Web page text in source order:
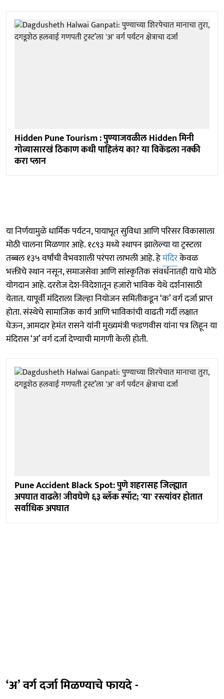
Hidden Pune Tourism : पुण्याजवळील Hidden मिनी
गोव्यासारखं ठिकाण कधी पाहिलंय का? या विकेंडला नक्की
करा प्लान
या निर्णयामुळे धार्मिक पर्यटन, पायाभूत सुविधा आणि परिसर विकासाला
मोठी चालना मिळणार आहे. १८९३ मध्ये स्थापन झालेल्या या ट्रस्टला
तब्बल १३५ वर्षांची वैभवशाली परंपरा लाभली आहे. हेमंदिरकेवळ
भक्तीचे स्थान नसून, समाजसेवा आणि सांस्कृतिक संवर्धनातही याचे मोठे
योगदान आहे. दररोज देश-विदेशातून हजारो भाविक येथे दर्शनासाठी
येतात. यापूर्वी मंदिराला जिल्हा नियोजन समितीकडून ‘क’ वर्ग दर्जा प्राप्त
होता. संस्थेचे सामाजिक कार्य आणि भाविकांची वाढती गर्दी लक्षात
घेऊन, आमदार हेमंत रासने यांनी मुख्यमंत्री फडणवीस यांना पत्र लिहून या
मंदिरास ‘अ’ वर्ग दर्जा देण्याची मागणी केली होती.
Pune Accident Black Spot: पुणे शहरासह जिल्ह्यात
अपघात वाढले! जीवघेणे ६३ ब्लॅक स्पॉट; 'या' रस्त्यांवर होतात
सर्वाधिक अपघात
‘अ’ वर्ग दर्जा मिळण्याचे फायदे -